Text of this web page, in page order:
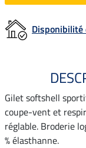
Disponibilité
Gilet softshell
coupe-vent et
réglable. Broderie
% élasthanne.